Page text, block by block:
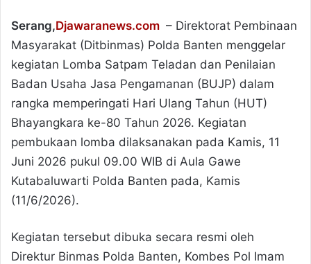
Serang,Djawaranews.com – Direktorat Pembinaan
Masyarakat (Ditbinmas) Polda Banten menggelar
kegiatan Lomba Satpam Teladan dan Penilaian
Badan Usaha Jasa Pengamanan (BUJP) dalam
rangka memperingati Hari Ulang Tahun (HUT)
Bhayangkara ke-80 Tahun 2026. Kegiatan
pembukaan lomba dilaksanakan pada Kamis, 11
Juni 2026 pukul 09.00 WIB di Aula Gawe
Kutabaluwarti Polda Banten pada, Kamis
(11/6/2026).
Kegiatan tersebut dibuka secara resmi oleh
Direktur Binmas Polda Banten, Kombes Pol Imam